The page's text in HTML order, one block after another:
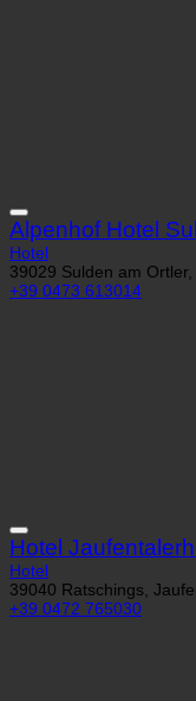
Alpenhof Hotel
Hotel
39029 Sulden am
+39 0473 613014
Hotel
Hotel
39040 Ratschings,
+39 0472 765030